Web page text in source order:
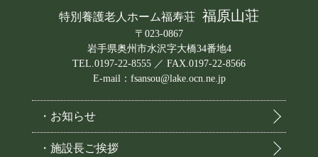
特別養護老人ホーム福寿荘 福原山荘
〒023-0867
岩手県奥州市水沢字大橋34番地4
TEL.0197-22-8555 ／ FAX.0197-22-8566
E-mail：fsansou@lake.ocn.ne.jp
・お知らせ
・施設長ご挨拶